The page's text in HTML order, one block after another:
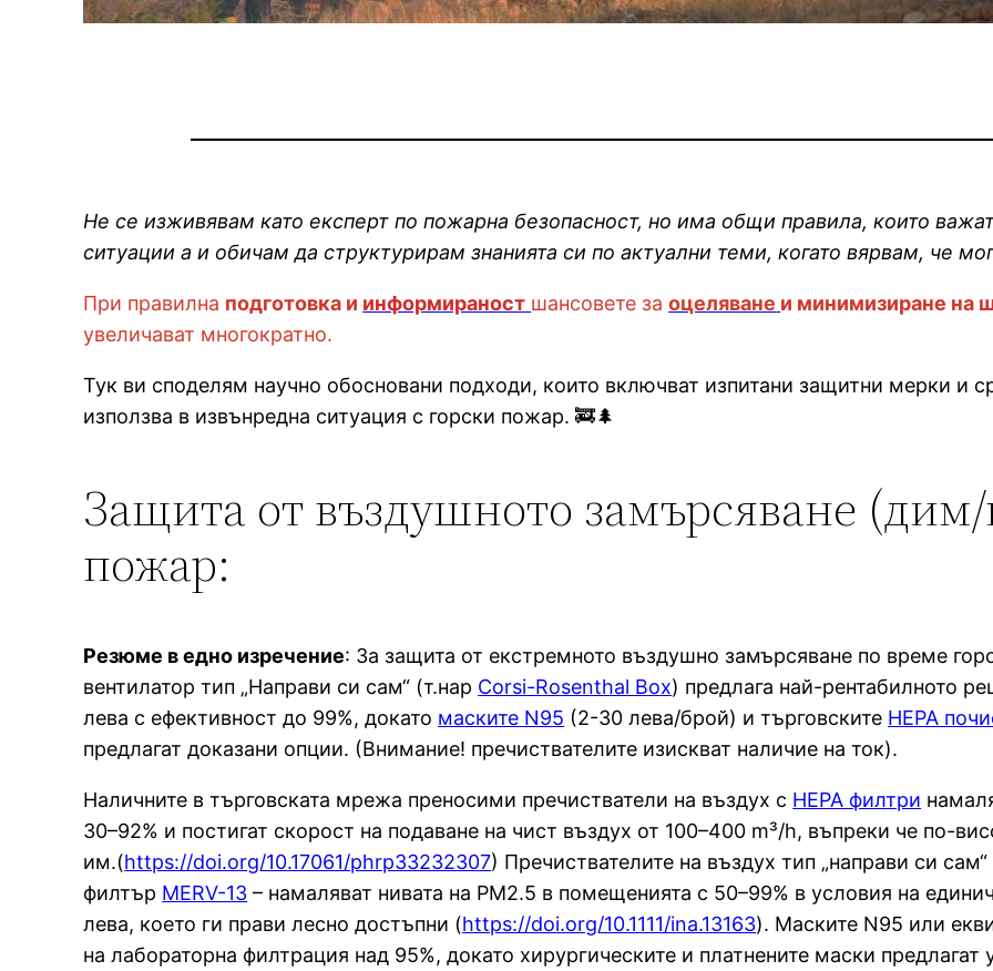
Не се изживявам като експерт по пожарна безопасност, но има общи правила, които
ситуации а и обичам да структурирам знанията си по актуални теми, когато вярвам, че
При правилна подготовка и информираност шансовете заоцеляване и минимизиране на
увеличават многократно.
Тук ви споделям научно обосновани подходи, които включват изпитани защитни мерки и
използва в извънредна ситуация с горски пожар. 🚒🌲
Защита от въздушното замърсяване
пожар:
Резюме в едно изречение: За защита от екстремното въздушно замърсяване по време
вентилатор тип „Направи си сам“ (т.нар Corsi-Rosenthal Box) предлага най-рентабилното
лева с ефективност до 99%, докато маските N95 (2-30 лева/брой) и търговските HEPA
предлагат доказани опции. (Внимание! пречиствателите изискват наличие на ток).
Наличните в търговската мрежа преносими пречистватели на въздух с HEPA филтри
30–92% и постигат скорост на подаване на чист въздух от 100–400 m³/h, въпреки че по-
им.(https://doi.org/10.17061/phrp33232307) Пречиствателите на въздух тип „направи си
филтър MERV-13 – намаляват нивата на PM2.5 в помещенията с 50–99% в условия на
лева, което ги прави лесно достъпни (https://doi.org/10.1111/ina.13163). Маските N95 или
на лабораторна филтрация над 95%, докато хирургическите и платнените маски